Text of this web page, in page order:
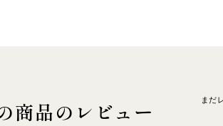
商品のレビュー まだ